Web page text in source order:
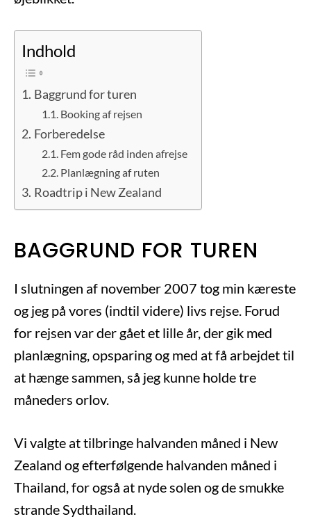
Indhold
Baggrund for turen
Booking af rejsen
Forberedelse
Fem gode råd inden afrejse
Planlægning af ruten
Roadtrip i New Zealand
BAGGRUND FOR TUREN
I slutningen af november 2007 tog min kæreste
og jeg på vores (indtil videre) livs rejse. Forud
for rejsen var der gået et lille år, der gik med
planlægning, opsparing og med at få arbejdet til
at hænge sammen, så jeg kunne holde tre
måneders orlov.
Vi valgte at tilbringe halvanden måned i New
Zealand og efterfølgende halvanden måned i
Thailand, for også at nyde solen og de smukke
strande Sydthailand.